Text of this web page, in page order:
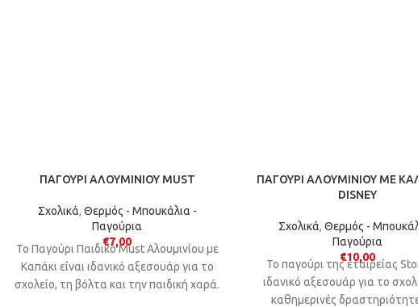
ΠΑΓΟΥΡΙ ΑΛΟΥΜΙΝΙΟΥ MUST
Σχολικά, Θερμός - Μπουκάλια -
Παγούρια
€7,00
Το Παγούρι Παιδικό Must Αλουμινίου με
Καπάκι είναι ιδανικό αξεσουάρ για το
σχολείο, τη βόλτα και την παιδική χαρά.
ΠΑΓΟΥΡΙ ΑΛΟΥΜΙΝΙΟΥ ΜΕ
DISNEY
Σχολικά, Θερμός -
Παγούρια
€10,00
Το παγούρι της εταιρείας
ιδανικό αξεσουάρ για το
καθημερινές